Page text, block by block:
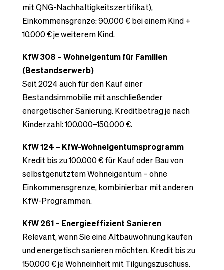
mit QNG-Nachhaltigkeitszertifikat),
Einkommensgrenze: 90.000 € bei einem Kind +
10.000 € je weiterem Kind.
KfW 308 – Wohneigentum für Familien
(Bestandserwerb)
Seit 2024 auch für den Kauf einer
Bestandsimmobilie mit anschließender
energetischer Sanierung. Kreditbetrag je nach
Kinderzahl: 100.000–150.000 €.
KfW 124 – KfW-Wohneigentumsprogramm
Kredit bis zu 100.000 € für Kauf oder Bau von
selbstgenutztem Wohneigentum – ohne
Einkommensgrenze, kombinierbar mit anderen
KfW-Programmen.
KfW 261 – Energieeffizient Sanieren
Relevant, wenn Sie eine Altbauwohnung kaufen
und energetisch sanieren möchten. Kredit bis zu
150.000 € je Wohneinheit mit Tilgungszuschuss.